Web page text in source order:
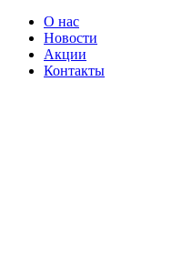
О нас
Новости
Акции
Контакты